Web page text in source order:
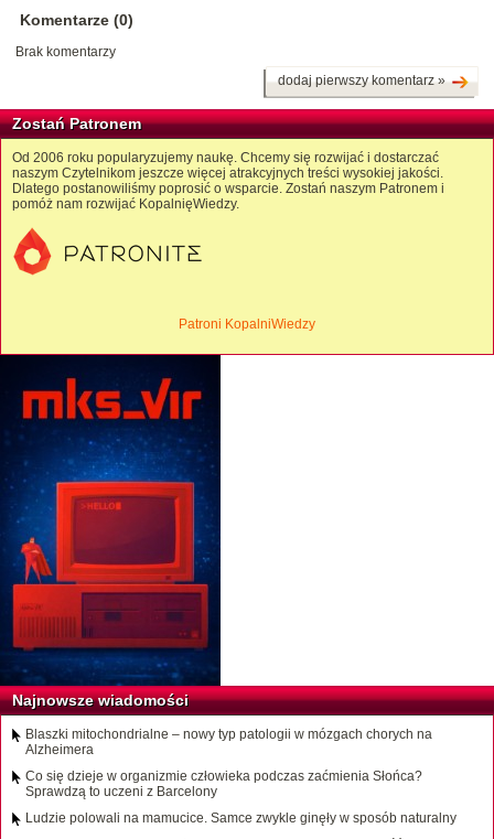
Komentarze (0)
Brak komentarzy
dodaj pierwszy komentarz »
Zostań Patronem
Od 2006 roku popularyzujemy naukę. Chcemy się rozwijać i dostarczać
naszym Czytelnikom jeszcze więcej atrakcyjnych treści wysokiej jakości.
Dlatego postanowiliśmy poprosić o wsparcie. Zostań naszym Patronem i
pomóż nam rozwijać KopalnięWiedzy.
Patroni KopalniWiedzy
Najnowsze wiadomości
Blaszki mitochondrialne – nowy typ patologii w mózgach chorych na
Alzheimera
Co się dzieje w organizmie człowieka podczas zaćmienia Słońca?
Sprawdzą to uczeni z Barcelony
Ludzie polowali na mamucice. Samce zwykle ginęły w sposób naturalny